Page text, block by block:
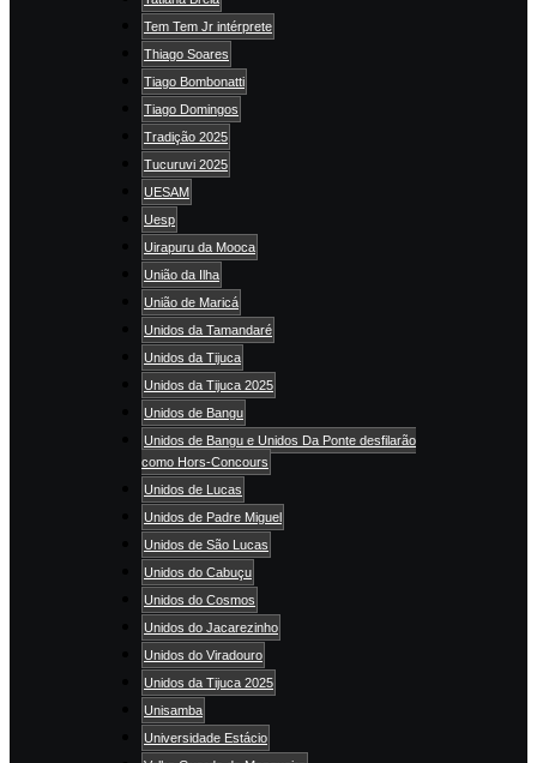
Tem Tem Jr intérprete
Thiago Soares
Tiago Bombonatti
Tiago Domingos
Tradição 2025
Tucuruvi 2025
UESAM
Uesp
Uirapuru da Mooca
União da Ilha
União de Maricá
Unidos da Tamandaré
Unidos da Tijuca
Unidos da Tijuca 2025
Unidos de Bangu
Unidos de Bangu e Unidos Da Ponte desfilarão
como Hors-Concours
Unidos de Lucas
Unidos de Padre Miguel
Unidos de São Lucas
Unidos do Cabuçu
Unidos do Cosmos
Unidos do Jacarezinho
Unidos do Viradouro
Unidos da Tijuca 2025
Unisamba
Universidade Estácio